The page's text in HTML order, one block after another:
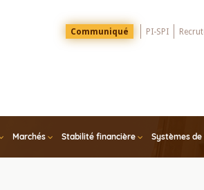
Menu
Top
Communiqué PI-SPI
Marchés Stabilité financière Systèmes